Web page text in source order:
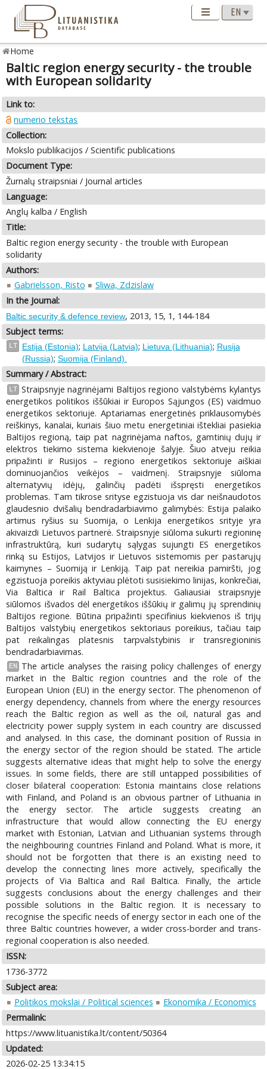
Home
Baltic region energy security - the trouble
with European solidarity
Link to:
numerio tekstas
Collection:
Mokslo publikacijos / Scientific publications
Document Type:
Žurnalų straipsniai / Journal articles
Language:
Anglų kalba / English
Title:
Baltic region energy security - the trouble with European
solidarity
Authors:
Gabrielsson, Risto
Sliwa, Zdzislaw
In the Journal:
Baltic security & defence review, 2013, 15, 1, 144-184
Subject terms:
LT Estija (Estonia); Latvija (Latvia); Lietuva (Lithuania); Rusija
(Russia); Suomija (Finland).
Summary / Abstract:
LT Straipsnyje nagrinėjami Baltijos regiono valstybėms kylantys
energetikos politikos iššūkiai ir Europos Sąjungos (ES) vaidmuo
energetikos sektoriuje. Aptariamas energetinės priklausomybės
reiškinys, kanalai, kuriais šiuo metu energetiniai ištekliai pasiekia
Baltijos regioną, taip pat nagrinėjama naftos, gamtinių dujų ir
elektros tiekimo sistema kiekvienoje šalyje. Šiuo atveju reikia
pripažinti ir Rusijos – regiono energetikos sektoriuje aiškiai
dominuojančios veikėjos – vaidmenį. Straipsnyje siūloma
alternatyvių idėjų, galinčių padėti išspręsti energetikos
problemas. Tam tikrose srityse egzistuoja vis dar neišnaudotos
glaudesnio dvišalių bendradarbiavimo galimybės: Estija palaiko
artimus ryšius su Suomija, o Lenkija energetikos srityje yra
akivaizdi Lietuvos partnerė. Straipsnyje siūloma sukurti regioninę
infrastruktūrą, kuri sudarytų sąlygas sujungti ES energetikos
rinką su Estijos, Latvijos ir Lietuvos sistemomis per pastarųjų
kaimynes – Suomiją ir Lenkiją. Taip pat nereikia pamiršti, jog
egzistuoja poreikis aktyviau plėtoti susisiekimo linijas, konkrečiai,
Via Baltica ir Rail Baltica projektus. Galiausiai straipsnyje
siūlomos išvados dėl energetikos iššūkių ir galimų jų sprendinių
Baltijos regione. Būtina pripažinti specifinius kiekvienos iš trijų
Baltijos valstybių energetikos sektoriaus poreikius, tačiau taip
pat reikalingas platesnis tarpvalstybinis ir transregioninis
bendradarbiavimas.
EN
The article analyses the raising policy challenges of energy
market in the Baltic region countries and the role of the
European Union (EU) in the energy sector. The phenomenon of
energy dependency, channels from where the energy resources
reach the Baltic region as well as the oil, natural gas and
electricity power supply system in each country are discussed
and analysed. In this case, the dominant position of Russia in
the energy sector of the region should be stated. The article
suggests alternative ideas that might help to solve the energy
issues. In some fields, there are still untapped possibilities of
closer bilateral cooperation: Estonia maintains close relations
with Finland, and Poland is an obvious partner of Lithuania in
the energy sector. The article suggests creating an
infrastructure that would allow connecting the EU energy
market with Estonian, Latvian and Lithuanian systems through
the neighbouring countries Finland and Poland. What is more, it
should not be forgotten that there is an existing need to
develop the connecting lines more actively, specifically the
projects of Via Baltica and Rail Baltica. Finally, the article
suggests conclusions about the energy challenges and their
possible solutions in the Baltic region. It is necessary to
recognise the specific needs of energy sector in each one of the
three Baltic countries however, a wider cross-border and trans-
regional cooperation is also needed.
ISSN:
1736-3772
Subject area:
Politikos mokslai / Political sciences
Ekonomika / Economics
Permalink:
https://www.lituanistika.lt/content/50364
Updated:
2026-02-25 13:34:15